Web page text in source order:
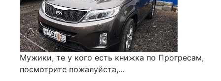
Мужики, те у кого есть книжка по Прогресам,
посмотрите пожалуйста,...